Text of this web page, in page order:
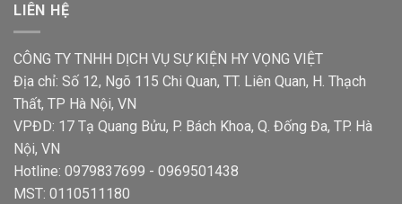
LIÊN HỆ
CÔNG TY TNHH DỊCH VỤ SỰ KIỆN HY VỌNG VIỆT
Địa chỉ: Số 12, Ngõ 115 Chi Quan, TT. Liên Quan, H. Thạch
Thất, TP Hà Nội, VN
VPĐD: 17 Tạ Quang Bửu, P. Bách Khoa, Q. Đống Đa, TP. Hà
Nội, VN
Hotline: 0979837699 - 0969501438
MST: 0110511180